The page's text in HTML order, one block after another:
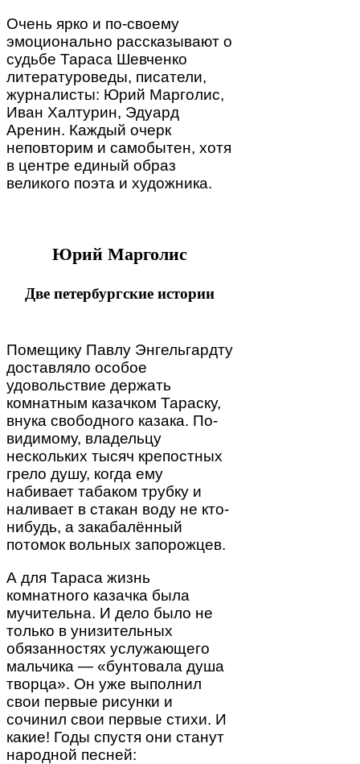
Очень ярко и по-своему
эмоционально рассказывают о
судьбе Тараса Шевченко
литературоведы, писатели,
журналисты: Юрий Марголис,
Иван Халтурин, Эдуард
Аренин. Каждый очерк
неповторим и самобытен, хотя
в центре единый образ
великого поэта и художника.
Юрий Марголис
Две петербургские истории
Помещику Павлу Энгельгардту
доставляло особое
удовольствие держать
комнатным казачком Тараску,
внука свободного казака. По-
видимому, владельцу
нескольких тысяч крепостных
грело душу, когда ему
набивает табаком трубку и
наливает в стакан воду не кто-
нибудь, а закабалённый
потомок вольных запорожцев.
А для Тараса жизнь
комнатного казачка была
мучительна. И дело было не
только в унизительных
обязанностях услужающего
мальчика — «бунтовала душа
творца». Он уже выполнил
свои первые рисунки и
сочинил свои первые стихи. И
какие! Годы спустя они станут
народной песней: